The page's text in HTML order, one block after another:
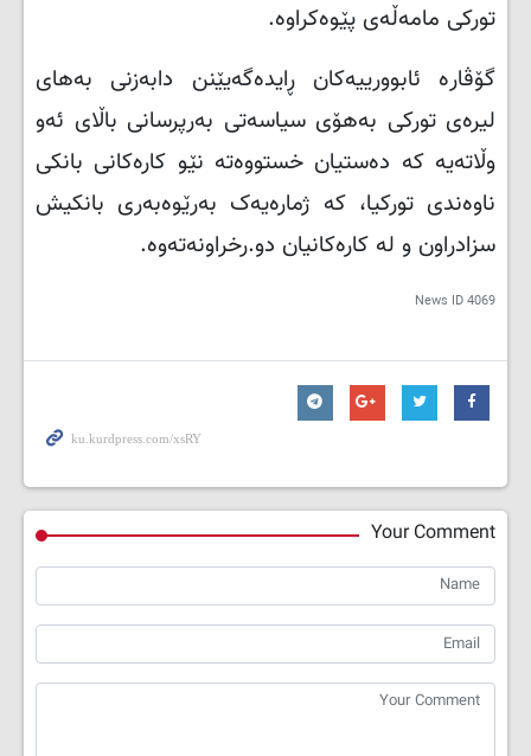
توركی مامه‌ڵه‌ی پێوه‌كراوه‌.
گۆڤارە ئابوورییەکان ڕایدەگەیێنن دابه‌زنی به‌های
لیره‌ی توركی به‌هۆی سیاسه‌تی به‌رپرسانی باڵای ئه‌و
وڵاته‌یه‌ كه‌ ده‌ستیان خستووه‌ته‌ نێو كاره‌كانی بانكی
ناوه‌ندی توركیا، كه‌ ژماره‌یه‌ک به‌رێوه‌به‌ری بانكیش
سزادراون و له‌ كاره‌كانیان دو.رخراونه‌ته‌وه‌.
News ID4069
Your Comment